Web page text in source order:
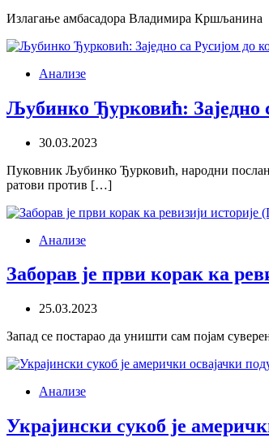
Излагање амбасадора Владимира Кршљанина
Анализе
Љубинко Ђурковић: Заједно
30.03.2023
Пуковник Љубинко Ђурковић, народни
ратови против […]
Анализе
Заборав је први корак ка
25.03.2023
Запад се постарао да уништи сам појам
Анализе
Украјински сукоб је